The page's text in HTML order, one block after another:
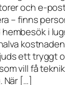
och e-
– finns
hembesök i
kostnaden
ett tryggt
vill få
När […]